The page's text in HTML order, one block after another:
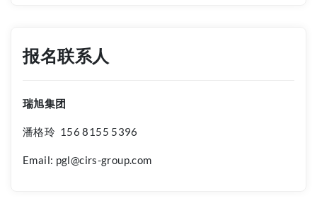
报名联系人
瑞旭集团
潘格玲 156 8155 5396
Email: pgl@cirs-group.com